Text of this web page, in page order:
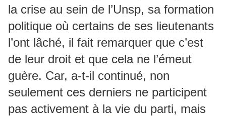
la crise au sein de l’Unsp, sa formation
politique où certains de ses lieutenants
l’ont lâché, il fait remarquer que c’est
de leur droit et que cela ne l’émeut
guère. Car, a-t-il continué, non
seulement ces derniers ne participent
pas activement à la vie du parti, mais